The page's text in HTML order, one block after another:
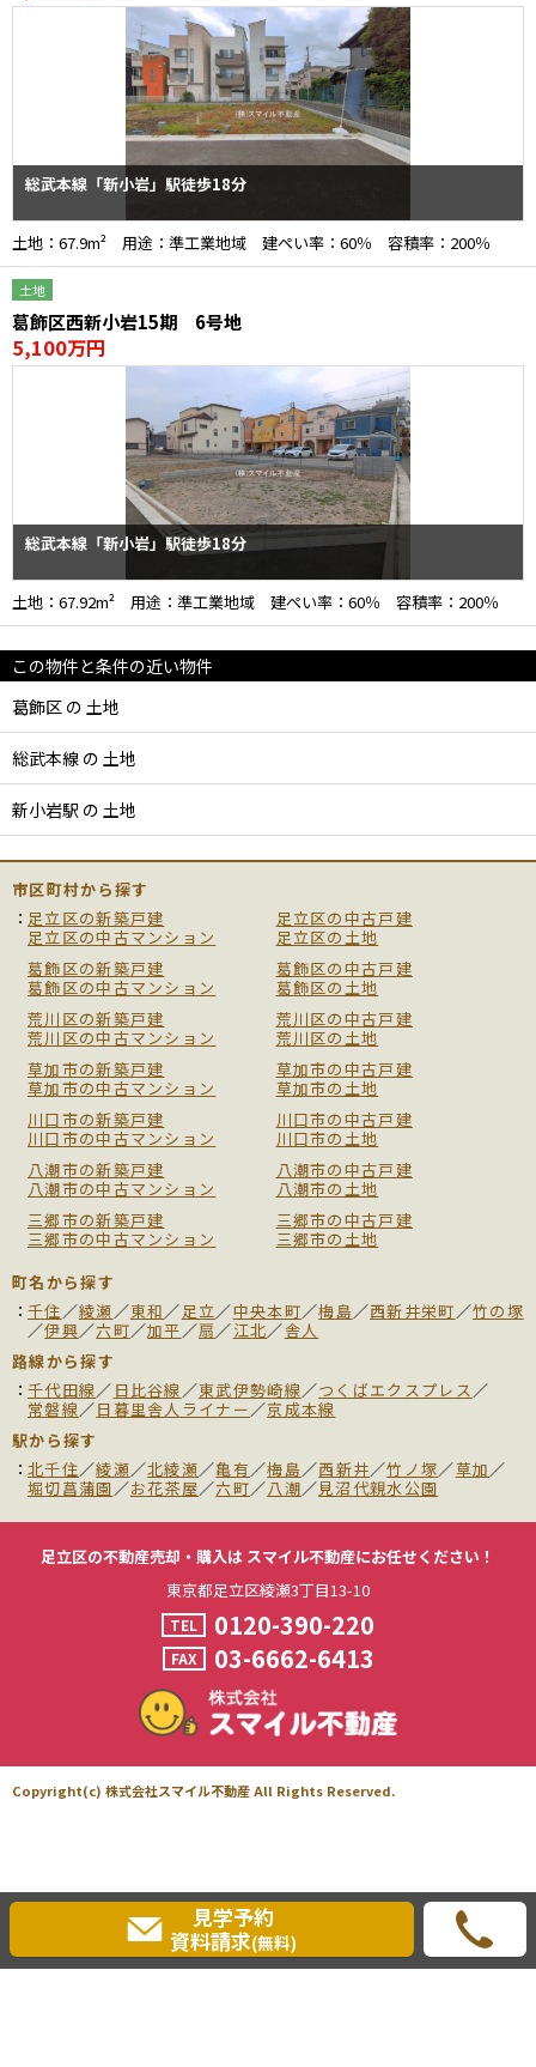
総武本線「新小岩」駅徒歩18分
土地：67.9m² 用途：準工業地域 建ぺい率：60％ 容積率：200％
土地
葛飾区西新小岩15期 6号地
5,100万円
総武本線「新小岩」駅徒歩18分
土地：67.92m² 用途：準工業地域 建ぺい率：60％ 容積率：200％
この物件と条件の近い物件
葛飾区 の 土地
総武本線 の 土地
新小岩駅 の 土地
市区町村から探す
足立区の新築戸建
足立区の中古戸建
足立区の中古マンション
足立区の土地
葛飾区の新築戸建
葛飾区の中古戸建
葛飾区の中古マンション
葛飾区の土地
荒川区の新築戸建
荒川区の中古戸建
荒川区の中古マンション
荒川区の土地
草加市の新築戸建
草加市の中古戸建
草加市の中古マンション
草加市の土地
川口市の新築戸建
川口市の中古戸建
川口市の中古マンション
川口市の土地
八潮市の新築戸建
八潮市の中古戸建
八潮市の中古マンション
八潮市の土地
三郷市の新築戸建
三郷市の中古戸建
三郷市の中古マンション
三郷市の土地
町名から探す
千住／綾瀬／東和／足立／中央本町／梅島／西新井栄町／竹の塚
／伊興／六町／加平／扇／江北／舎人
路線から探す
千代田線／ 日比谷線／東武伊勢崎線／つくばエクスプレス／
常磐線／日暮里舎人ライナー／京成本線
駅から探す
北千住／綾瀬／北綾瀬／亀有／梅島／西新井／竹ノ塚／草加／
堀切菖蒲園／お花茶屋／六町／八潮／見沼代親水公園
足立区の不動産売却・購入は スマイル不動産にお任せください！
東京都足立区綾瀬3丁目13-10
TEL 0120-390-220
FAX 03-6662-6413
Copyright(c) 株式会社スマイル不動産 All Rights Reserved.
見学予約
資料請求(無料)